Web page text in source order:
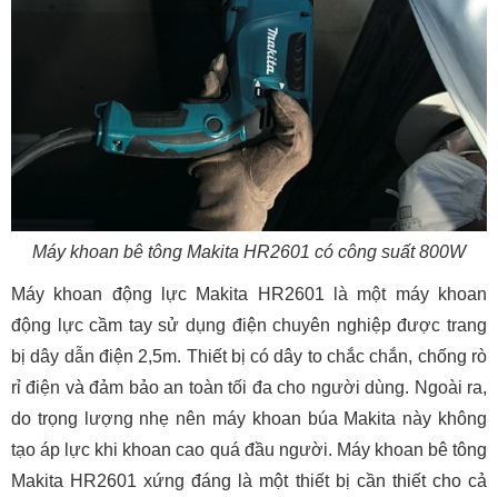
Máy khoan bê tông Makita HR2601 có công suất 800W
Máy khoan động lực Makita HR2601 là một máy khoan
động lực cầm tay sử dụng điện chuyên nghiệp được trang
bị dây dẫn điện 2,5m. Thiết bị có dây to chắc chắn, chống rò
rỉ điện và đảm bảo an toàn tối đa cho người dùng. Ngoài ra,
do trọng lượng nhẹ nên máy khoan búa Makita này không
tạo áp lực khi khoan cao quá đầu người. Máy khoan bê tông
Makita HR2601 xứng đáng là một thiết bị cần thiết cho cả